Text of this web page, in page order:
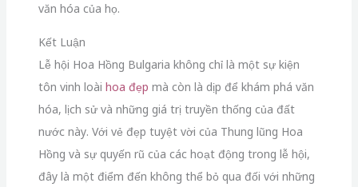
văn hóa của họ.
Kết Luận
Lễ hội Hoa Hồng Bulgaria không chỉ là một sự kiện
tôn vinh loài hoa đẹp mà còn là dịp để khám phá văn
hóa, lịch sử và những giá trị truyền thống của đất
nước này. Với vẻ đẹp tuyệt vời của Thung lũng Hoa
Hồng và sự quyến rũ của các hoạt động trong lễ hội,
đây là một điểm đến không thể bỏ qua đối với những